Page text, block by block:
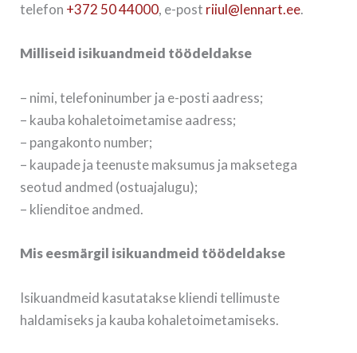
telefon +372 50 44000, e-post riiul@lennart.ee.
Milliseid isikuandmeid töödeldakse
– nimi, telefoninumber ja e-posti aadress;
– kauba kohaletoimetamise aadress;
– pangakonto number;
– kaupade ja teenuste maksumus ja maksetega
seotud andmed (ostuajalugu);
– klienditoe andmed.
Mis eesmärgil isikuandmeid töödeldakse
Isikuandmeid kasutatakse kliendi tellimuste
haldamiseks ja kauba kohaletoimetamiseks.